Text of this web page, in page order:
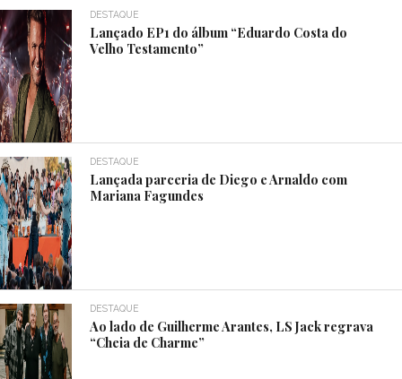
DESTAQUE
Lançado EP1 do álbum “Eduardo Costa do
Velho Testamento”
DESTAQUE
Lançada parceria de Diego e Arnaldo com
Mariana Fagundes
DESTAQUE
Ao lado de Guilherme Arantes, LS Jack regrava
“Cheia de Charme”